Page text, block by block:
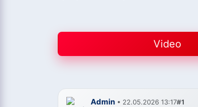
Video
Admin • 22.05.2026 13:17#1